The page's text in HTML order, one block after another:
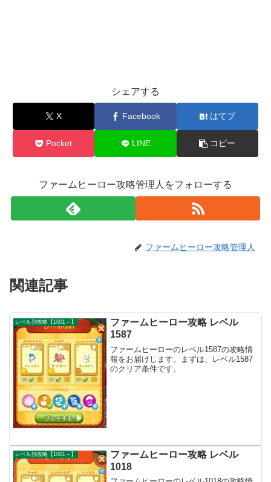
シェアする
X Facebook はてブ
Pocket LINE コピー
ファームヒーロー攻略管理人をフォローする
ファームヒーロー攻略管理人
関連記事
レベル別攻略【1001～】
ファームヒーロー攻略 レベル
1587
ファームヒーローのレベル1587の攻略情
報をお届けします。まずは、レベル1587
のクリア条件です。
レベル別攻略【1001～】
ファームヒーロー攻略 レベル
1018